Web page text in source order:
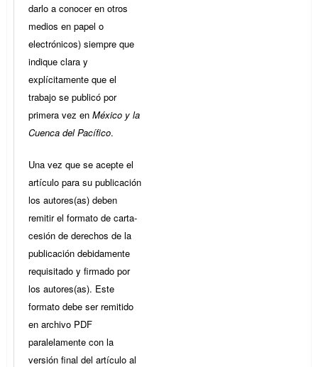
darlo a conocer en otros
medios en papel o
electrónicos) siempre que
indique clara y
explícitamente que el
trabajo se publicó por
primera vez en México y la
Cuenca del Pacífico.
Una vez que se acepte el
artículo para su publicación
los autores(as) deben
remitir el formato de carta-
cesión de derechos de la
publicación debidamente
requisitado y firmado por
los autores(as). Este
formato debe ser remitido
en archivo PDF
paralelamente con la
versión final del artículo al